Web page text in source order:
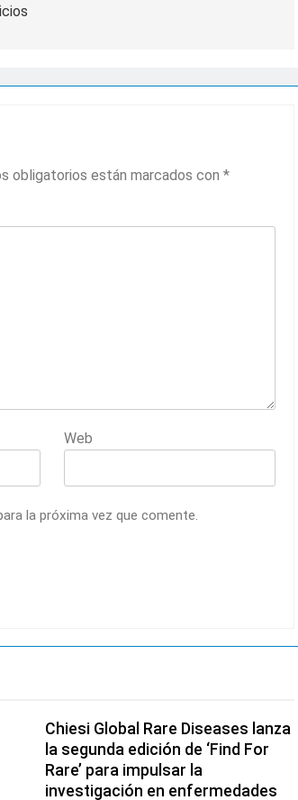
obligatorios están marcados con *
Web
la próxima vez que comente.
Chiesi Global Rare Diseases lanza
la segunda edición de ‘Find For
Rare’ para impulsar la
investigación en enfermedades